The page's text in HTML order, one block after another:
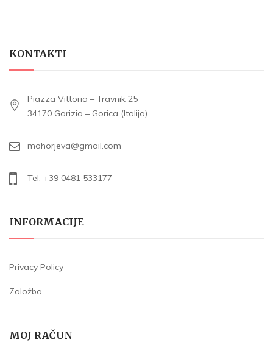
KONTAKTI
Piazza Vittoria – Travnik 25
34170 Gorizia – Gorica (Italija)
mohorjeva@gmail.com
Tel. +39 0481 533177
INFORMACIJE
Privacy Policy
Založba
MOJ RAČUN